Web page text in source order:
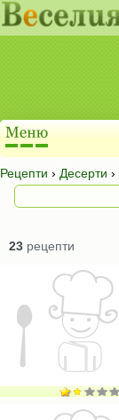
Рецепти › Десерти ›
23 рецепти